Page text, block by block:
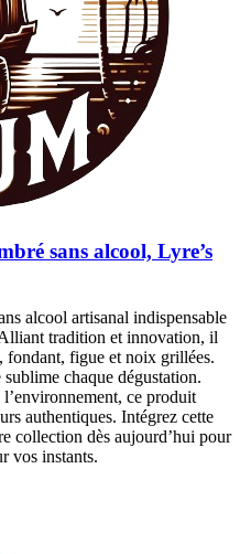
sans alcool, Lyre’s
alcool artisanal indispensable
tradition et innovation, il
fondant, figue et noix grillées.
chaque dégustation.
ce produit
authentiques. Intégrez cette
collection dès aujourd’hui pour
vos instants.